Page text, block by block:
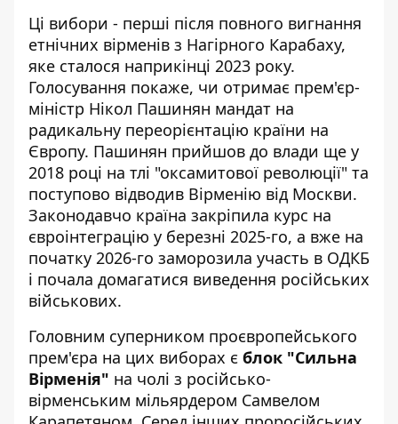
Ці вибори - перші після повного вигнання
етнічних вірменів з Нагірного Карабаху,
яке сталося наприкінці 2023 року.
Голосування покаже, чи отримає прем'єр-
міністр Нікол Пашинян мандат на
радикальну переорієнтацію країни на
Європу. Пашинян прийшов до влади ще у
2018 році на тлі "оксамитової революції" та
поступово відводив Вірменію від Москви.
Законодавчо країна закріпила курс на
євроінтеграцію у березні 2025-го, а вже на
початку 2026-го заморозила участь в ОДКБ
і почала домагатися виведення російських
військових.
Головним суперником проєвропейського
прем'єра на цих виборах є блок "Сильна
Вірменія" на чолі з російсько-
вірменським мільярдером Самвелом